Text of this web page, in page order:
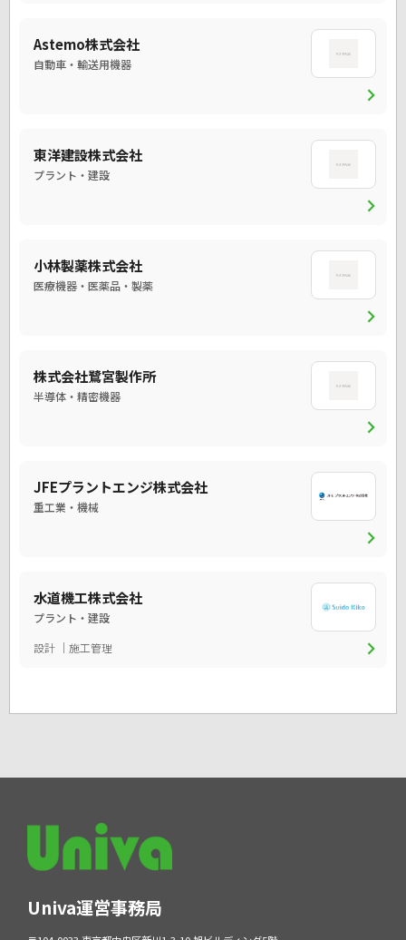
Astemo株式会社
自動車・輸送用機器
chevron_right
東洋建設株式会社
プラント・建設
chevron_right
小林製薬株式会社
医療機器・医薬品・製薬
chevron_right
株式会社鷺宮製作所
半導体・精密機器
chevron_right
JFEプラントエンジ株式会社
重工業・機械
chevron_right
水道機工株式会社
プラント・建設
設計
施工管理 chevron_right
Univa運営事務局